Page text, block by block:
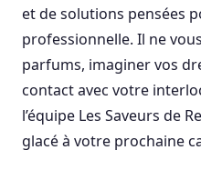
et de solutions pensées
professionnelle. Il ne
parfums, imaginer vos
contact avec votre
l’équipe Les Saveurs de
glacé à votre prochaine